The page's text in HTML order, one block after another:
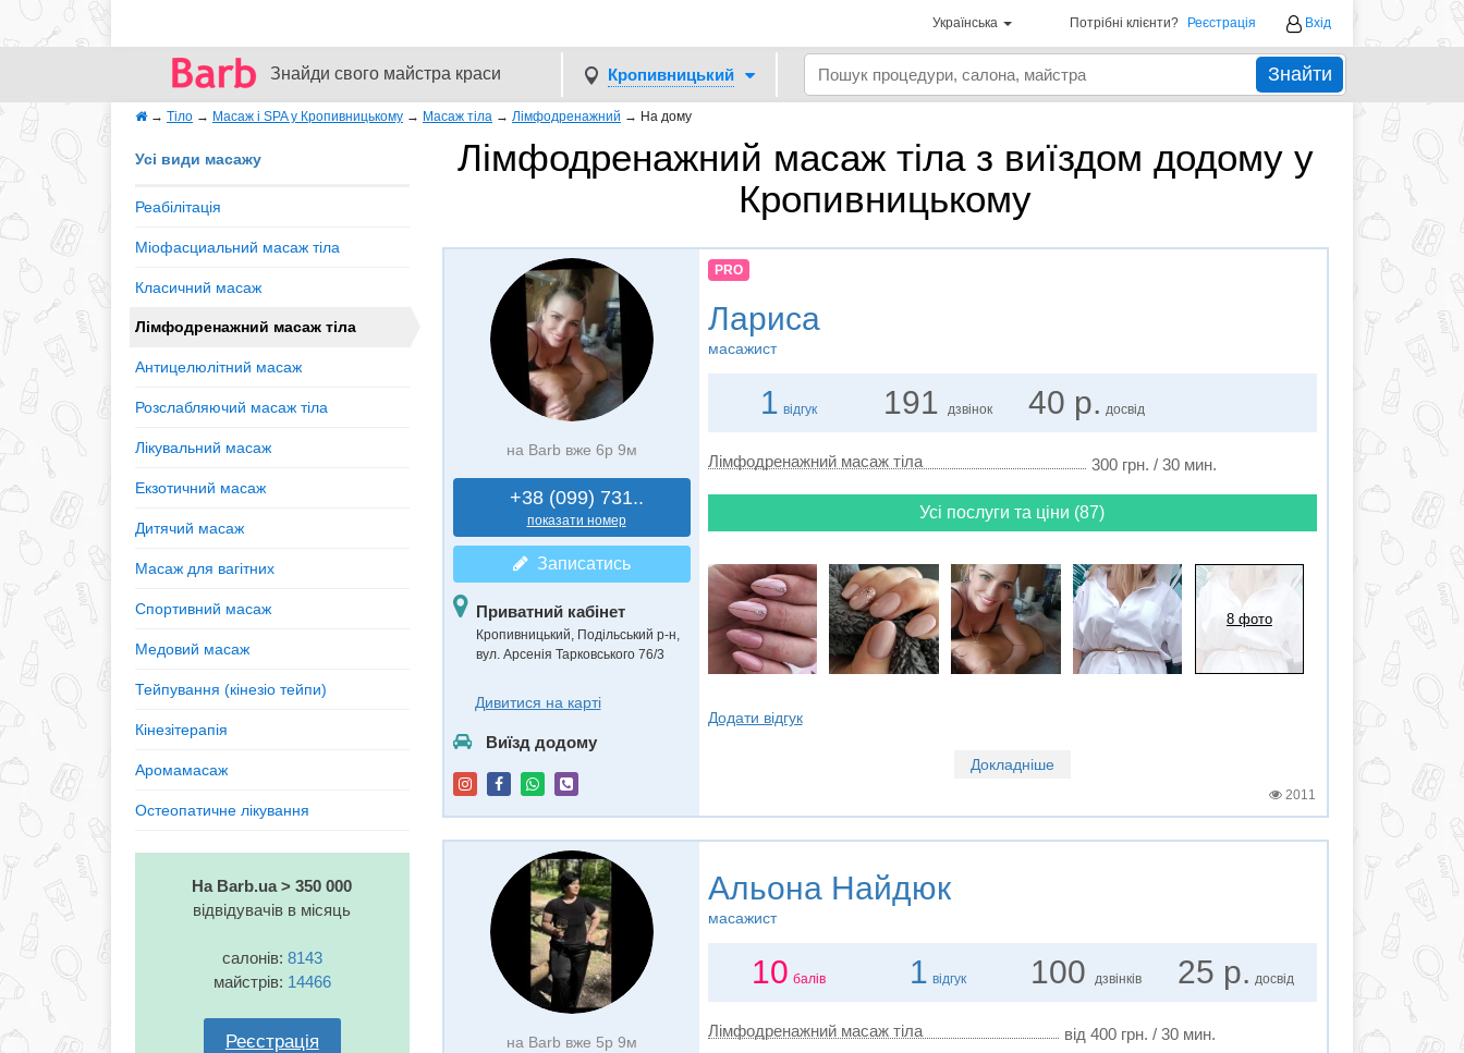
Українська Потрібні клієнти? Реєстрація Вхід
Знайди свого майстра краси Кропивницький Знайти
→ Тіло → Масаж і SPA у Кропивницькому → Масаж тіла → Лімфодренажний → На дому
Лімфодренажний масаж тіла з виїздом додому у
Кропивницькому
Усі види масажу
Реабілітація
Міофасциальний масаж тіла
Класичний масаж
Лімфодренажний масаж тіла
Антицелюлітний масаж
Розслабляючий масаж тіла
Лікувальний масаж
Екзотичний масаж
Дитячий масаж
Масаж для вагітних
Спортивний масаж
Медовий масаж
Тейпування (кінезiо тейпи)
Кінезітерапія
Аромамасаж
Остеопатичне лікування
На Barb.ua > 350 000
відвідувачів в місяць
салонів: 8143
майстрів: 14466
Реєстрація
на Barb вже 6р 9м
+38 (099) 731..
показати номер
Записатись
Приватний кабінет
Кропивницький, Подільський р-н,
вул. Арсенія Тарковського 76/3
Дивитися на карті
Виїзд додому
PRO
Лариса
масажист
1 відгук 191 дзвінок 40 р. досвід
Лімфодренажний масаж тіла 300 грн. / 30 мин.
Усі послуги та ціни (87)
8 фото
Додати відгук
Докладніше
2011
на Barb вже 5р 9м
Альона Найдюк
масажист
10 балів 1 відгук 100 дзвінків 25 р. досвід
Лімфодренажний масаж тіла від 400 грн. / 30 мин.